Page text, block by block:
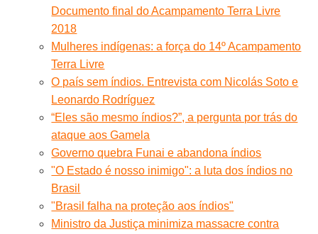
Documento final do Acampamento Terra Livre
2018
Mulheres indígenas: a força do 14º Acampamento
Terra Livre
O país sem índios. Entrevista com Nicolás Soto e
Leonardo Rodríguez
“Eles são mesmo índios?”, a pergunta por trás do
ataque aos Gamela
Governo quebra Funai e abandona índios
"O Estado é nosso inimigo": a luta dos índios no
Brasil
"Brasil falha na proteção aos índios"
Ministro da Justiça minimiza massacre contra